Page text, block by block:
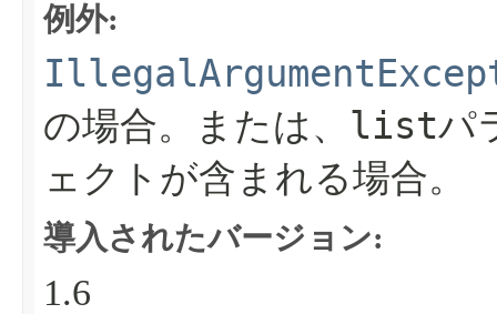
例外:
の場合。または、 listパ
ェクトが含まれる場合。
導入されたバージョン:
1.6